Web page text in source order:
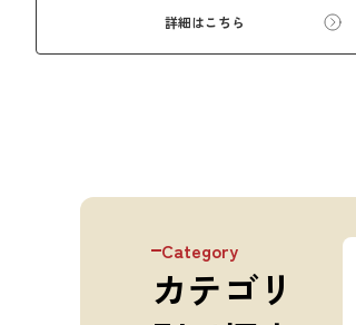
詳細はこちら
Category
カテゴリ